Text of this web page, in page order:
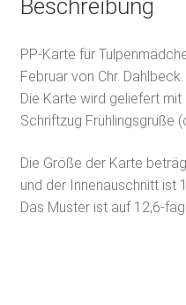
Beschreibung
PP-Karte für
Februar von Chr. Dahlbeck.
Die Karte wird geliefert
Schriftzug Frühlingsgrüße
Die Größe der Karte
und der Innenauschnitt ist
Das Muster ist auf 12,6-